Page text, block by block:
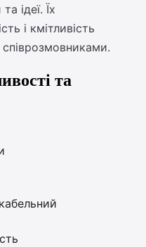
ідеї. Їх
і кмітливість
та